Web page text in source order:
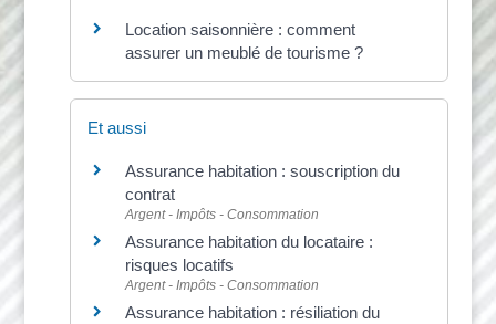
Location saisonnière : comment
assurer un meublé de tourisme ?
Et aussi
Assurance habitation : souscription du
contrat
Argent - Impôts - Consommation
Assurance habitation du locataire :
risques locatifs
Argent - Impôts - Consommation
Assurance habitation : résiliation du